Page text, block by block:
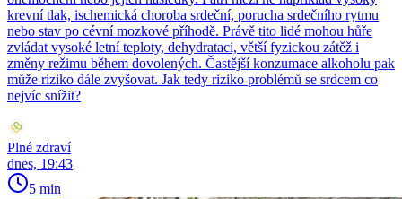
krevní tlak, ischemická choroba srdeční, porucha srdečního rytmu
nebo stav po cévní mozkové příhodě. Právě tito lidé mohou hůře
zvládat vysoké letní teploty, dehydrataci, větší fyzickou zátěž i
změny režimu během dovolených. Častější konzumace alkoholu pak
může riziko dále zvyšovat. Jak tedy riziko problémů se srdcem co
nejvíc snížit?
Plné zdraví
dnes, 19:43
5 min